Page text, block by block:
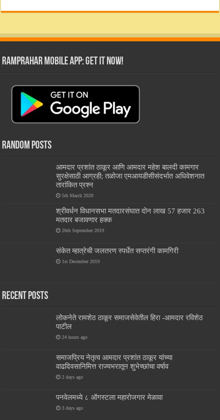
RamPrahar Mobile App: Get it Now!
Random Posts
आमदार प्रशांत ठाकूर आणि आमदार महेश बालदी कामगार
सुरक्षेसाठी आग्रही; तळोजा एमआयडीसीसंदर्भात अधिवेशनात
तारांकित प्रश्न
5th March 2020
श्रीवर्धन विधानसभा मतदारसंघात दोन लाख 57 हजार 263
मतदार बजावणार हक्क
26th September 2019
संकेत म्हात्रेची जलतरण स्पर्धेत सप्तरंगी कामगिरी
1st December 2019
Recent Posts
लोकनेते रामशेठ ठाकूर समाजसेवेतील हिरा -आमदार रविशेठ
पाटील
24 hours ago
समाजप्रिय नेतृत्व आमदार प्रशांत ठाकूर यांच्या
वाढदिवसानिमित्त राज्यभरातून शुभेच्छांचा वर्षाव
2 days ago
पनवेलमध्ये ८ ऑगस्टला महारोजगार मेळावा
3 days ago